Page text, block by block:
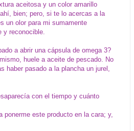
aceitosa y un color amarillo
bien; pero, si te lo acercas a la
un olor para mi sumamente
y reconocible.
a abrir una cápsula de omega 3?
huele a aceite de pescado. No
haber pasado a la plancha un jurel,
con el tiempo y cuánto
ponerme este producto en la cara; y,